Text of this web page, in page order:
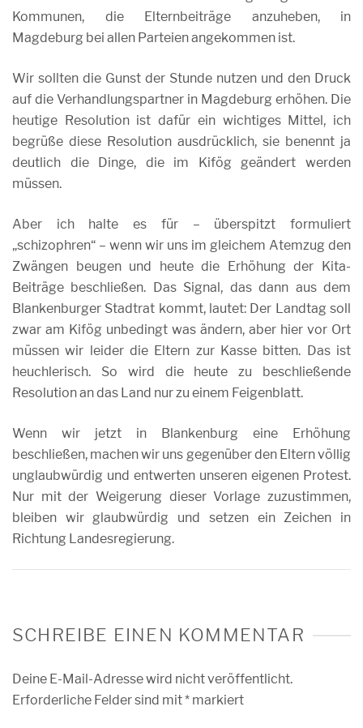
Kommunen, die Elternbeiträge anzuheben, in
Magdeburg bei allen Parteien angekommen ist.
Wir sollten die Gunst der Stunde nutzen und den Druck
auf die Verhandlungspartner in Magdeburg erhöhen. Die
heutige Resolution ist dafür ein wichtiges Mittel, ich
begrüße diese Resolution ausdrücklich, sie benennt ja
deutlich die Dinge, die im Kifög geändert werden
müssen.
Aber ich halte es für – überspitzt formuliert
„schizophren“ – wenn wir uns im gleichem Atemzug den
Zwängen beugen und heute die Erhöhung der Kita-
Beiträge beschließen. Das Signal, das dann aus dem
Blankenburger Stadtrat kommt, lautet: Der Landtag soll
zwar am Kifög unbedingt was ändern, aber hier vor Ort
müssen wir leider die Eltern zur Kasse bitten. Das ist
heuchlerisch. So wird die heute zu beschließende
Resolution an das Land nur zu einem Feigenblatt.
Wenn wir jetzt in Blankenburg eine Erhöhung
beschließen, machen wir uns gegenüber den Eltern völlig
unglaubwürdig und entwerten unseren eigenen Protest.
Nur mit der Weigerung dieser Vorlage zuzustimmen,
bleiben wir glaubwürdig und setzen ein Zeichen in
Richtung Landesregierung.
SCHREIBE EINEN KOMMENTAR
Deine E-Mail-Adresse wird nicht veröffentlicht.
Erforderliche Felder sind mit* markiert